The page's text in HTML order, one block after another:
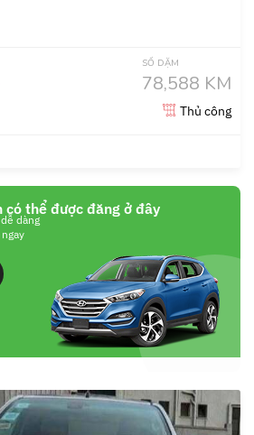
SỐ DẶM
78,588 KM
Thủ công
có thể được đăng ở đây
dàng